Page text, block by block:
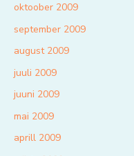
oktoober 2009
september 2009
august 2009
juuli 2009
juuni 2009
mai 2009
aprill 2009